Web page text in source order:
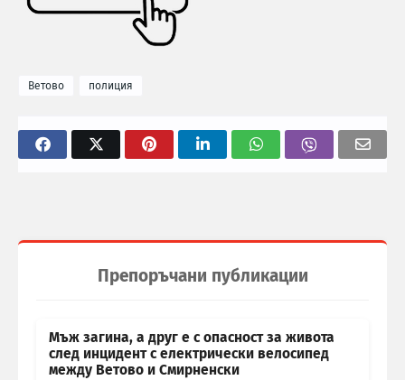
Ветово полиция
Препоръчани публикации
Мъж загина, а друг е с опасност за живота
след инцидент с електрически велосипед
между Ветово и Смирненски